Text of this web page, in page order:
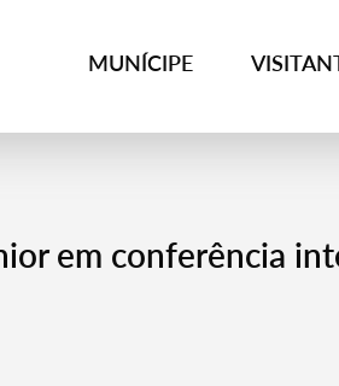
MUNÍCIPE
em conferência